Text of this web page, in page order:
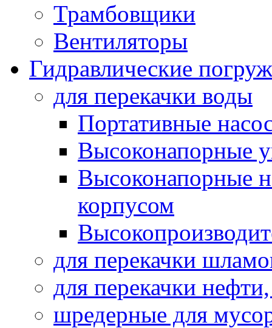
Трамбовщики
Вентиляторы
Гидравлические
для перекачки воды
Портативные
Высоконапорные
Высоконапорные
корпусом
для перекачки
для перекачки
шредерные для